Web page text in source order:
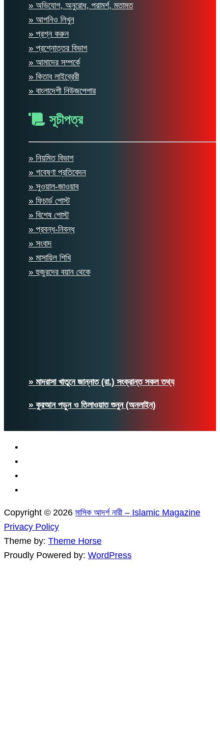
» অভিযোগ, অনুরোধ, পরামর্শ, মতামত
» আপনিও লিখুন
» প্রশ্ন করুন
» প্রশ্নোত্তর বিভাগ
» আমাদের সম্পর্কে
» কিতাব লাইব্রেরী
» বাংলাদেশী নিউজপেপার
সূচীপত্র
» নিয়মিত বিভাগ
» গবেষণা প্রতিবেদন
» সুওয়াল-জাওয়াব
» ফিচার্ড পোস্ট
» বিশেষ পোস্ট
» প্রবন্ধ-নিবন্ধ
» সংবাদ
» মাসায়িল শিখি
» হুজুরদের বয়ান থেকে
» মাদরাসা খাতুনে জান্নাত (রা.) সংক্রান্ত সকল তথ্য
» কুরআন পড়ুন ও তিলাওয়াত শুনুন (অনলাইন)
Copyright © 2026 মাসিক আদর্শ নারী – Islamic Magazine
Privacy Policy
Theme by: Theme Horse
Proudly Powered by: WordPress